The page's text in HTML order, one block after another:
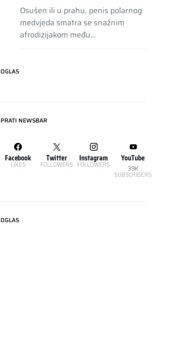
Osušen ili u prahu, penis polarnog
medvjeda smatra se snažnim
afrodizijakom među…
OGLAS
PRATI NEWSBAR
Facebook
LIKES
Twitter
FOLLOWERS
Instagram
FOLLOWERS
YouTube
39K
SUBSCRIBERS
OGLAS